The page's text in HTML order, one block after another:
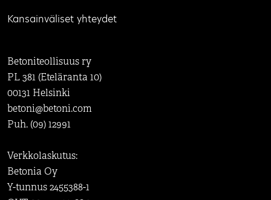
Kansainväliset yhteydet
Betoniteollisuus ry
PL 381 (Eteläranta 10)
00131 Helsinki
betoni@betoni.com
Puh. (09) 12991
Verkkolaskutus:
Betonia Oy
Y-tunnus 2455388-1